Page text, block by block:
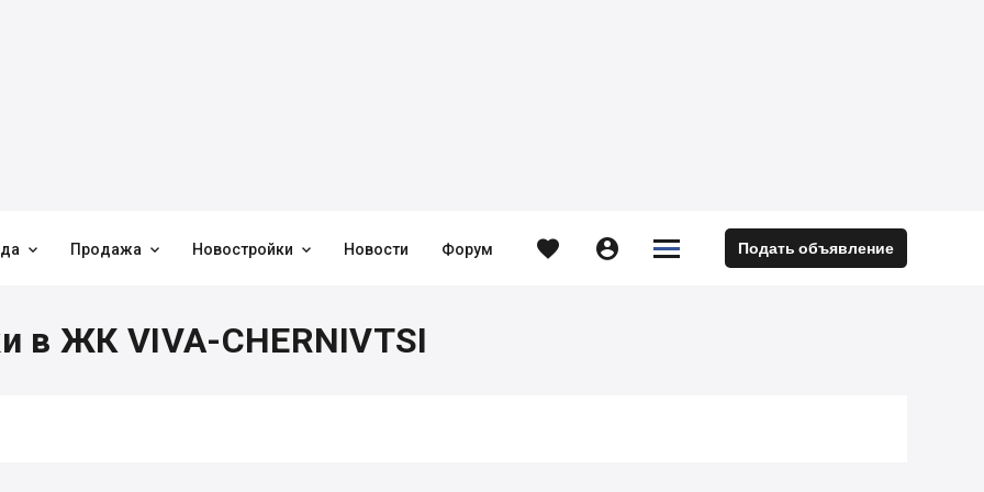
 Продажа  Новостройки  Новости Форум   

 Подать объявление
в ЖК VIVA-CHERNIVTSI